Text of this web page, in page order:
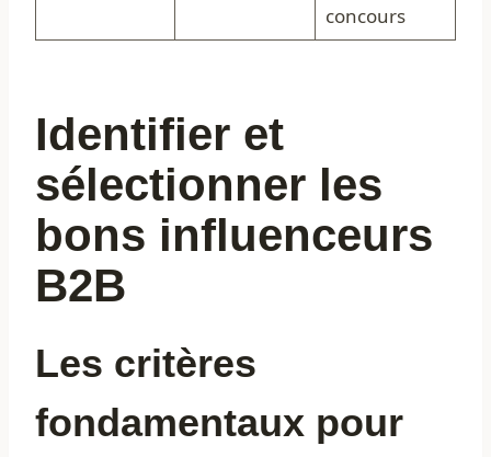
concours
Identifier et
sélectionner les
bons influenceurs
B2B
Les critères
fondamentaux pour